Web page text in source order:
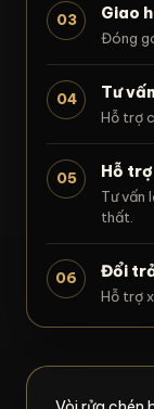
03 Giao
Đóng
04 Tư
Hỗ trợ
05 Hỗ
Tư vấn
thất.
06 Đổi
Hỗ trợ